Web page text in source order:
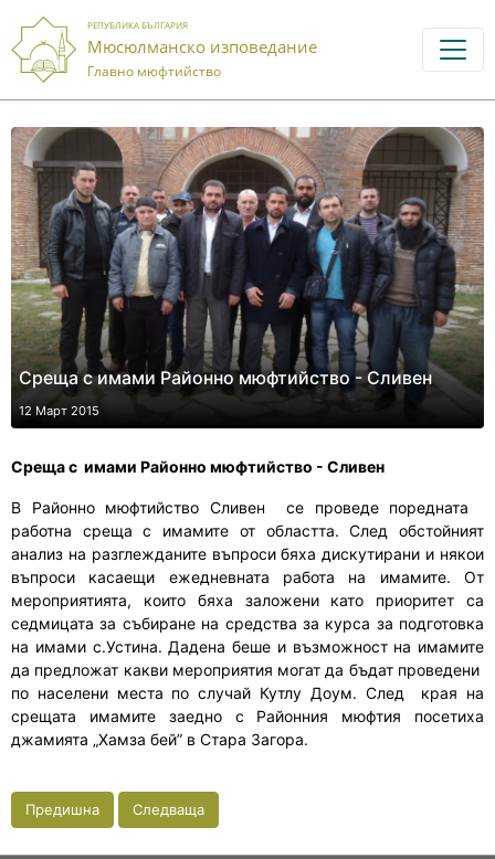
РЕПУБЛИКА БЪЛГАРИЯ
Мюсюлманско изповедание
Главно мюфтийство
Среща с имами Районно мюфтийство - Сливен
12 Март 2015
Среща с имами Районно мюфтийство - Сливен
В Районно мюфтийство Сливен се проведе поредната
работна среща с имамите от областта. След обстойният
анализ на разглежданите въпроси бяха дискутирани и някои
въпроси касаещи ежедневната работа на имамите. От
мероприятията, които бяха заложени като приоритет са
седмицата за събиране на средства за курса за подготовка
на имами с.Устина. Дадена беше и възможност на имамите
да предложат какви мероприятия могат да бъдат проведени
по населени места по случай Кутлу Доум. След края на
срещата имамите заедно с Районния мюфтия посетиха
джамията „Хамза бей” в Стара Загора.
Предишна Следваща